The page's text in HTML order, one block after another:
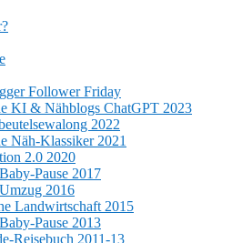
Follower Friday
KI & Nähblogs ChatGPT 2023
2022
Näh-Klassiker 2021
2.0 2020
Pause 2017
2016
Landwirtschaft 2015
Pause 2013
Reisebuch 2011-13